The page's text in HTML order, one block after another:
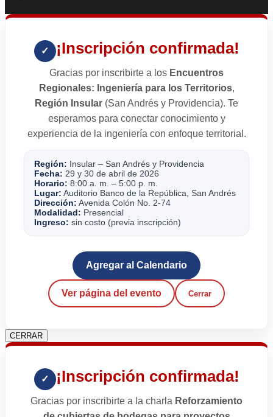
✓ ¡Inscripción confirmada!
Gracias por inscribirte a los Encuentros
Regionales: Ingeniería para los Territorios,
Región Insular (San Andrés y Providencia). Te
esperamos para conectar conocimiento y
experiencia de la ingeniería con enfoque territorial.
Región: Insular – San Andrés y Providencia
Fecha: 29 y 30 de abril de 2026
Horario: 8:00 a. m. – 5:00 p. m.
Lugar: Auditorio Banco de la República, San Andrés
Dirección: Avenida Colón No. 2-74
Modalidad: Presencial
Ingreso: sin costo (previa inscripción)
Agregar al Calendario
Ver página del evento Cerrar
CERRAR
✓ ¡Inscripción confirmada!
Gracias por inscribirte a la charla Reforzamiento